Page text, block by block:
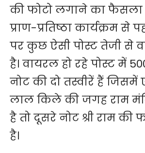
की फोटो लगाने का
प्राण-प्रतिष्ठा कार्यक्रम से
पर कुछ ऐसी पोस्ट तेजी से
है। वायरल हो रहे पोस्ट में
नोट की दो तस्वीरें हैं
लाल किले की जगह राम
है तो दूसरे नोट श्री राम की
है।